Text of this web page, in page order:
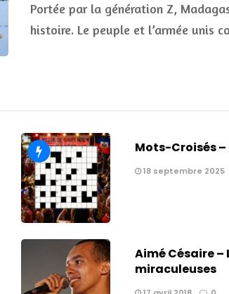
Portée par la génération Z,
histoire. Le peuple et l’armée unis
Mots-Croisés
18 septembre 2025
Aimé Césaire –
miraculeuses